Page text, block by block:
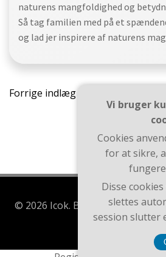
naturens mangfoldighed og
Så tag familien med på et
og lad jer inspirere af naturens
Forrige indlæg
© 2026 Icok. Bygget ved at
Theme .
Vi bruger
Cookies
for at sikre,
Disse
slettes
session slutter